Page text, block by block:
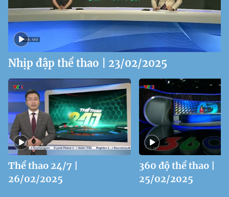
Nhịp đập thể thao | 23/02/2025
Thể thao 24/7 |
26/02/2025
360 độ thể thao |
25/02/2025